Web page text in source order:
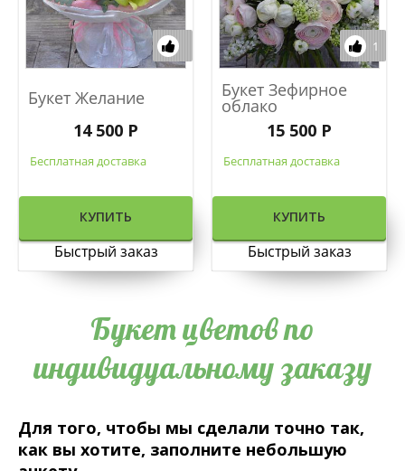
Букет Желание
14 500 Р
Бесплатная доставка
КУПИТЬ
Быстрый заказ
1
Букет Зефирное
облако
15 500 Р
Бесплатная доставка
КУПИТЬ
Быстрый заказ
Букет цветов по
индивидуальному заказу
Для того, чтобы мы сделали точно так,
как вы хотите, заполните небольшую